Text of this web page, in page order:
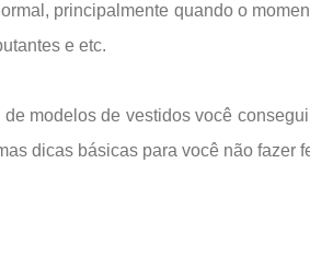
principalmente quando o
e etc.
modelos de vestidos você
dicas básicas para você não fazer